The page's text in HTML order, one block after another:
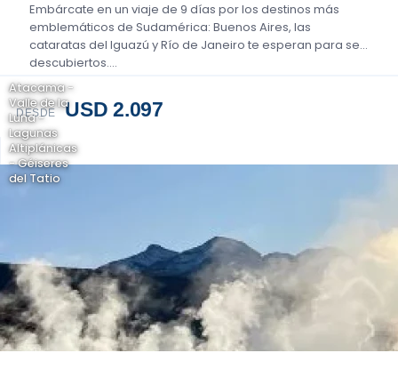
Embárcate en un viaje de 9 días por los destinos más
emblemáticos de Sudamérica: Buenos Aires, las
cataratas del Iguazú y Río de Janeiro te esperan para ser
descubiertos....
DESDE USD 2.097
Atacama -
Valle de la
Luna -
Lagunas
Altiplánicas
- Géiseres
del Tatio